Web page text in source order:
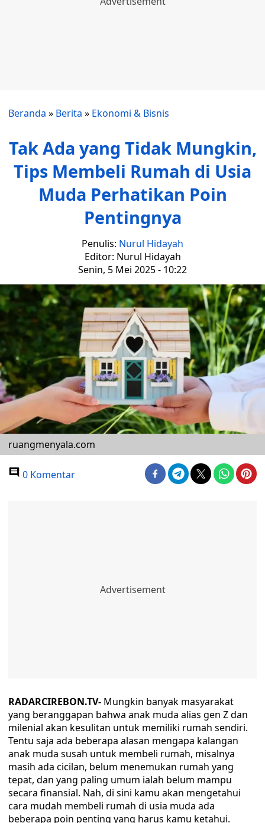
Beranda » Berita » Ekonomi & Bisnis
Tak Ada yang Tidak Mungkin,
Tips Membeli Rumah di Usia
Muda Perhatikan Poin
Pentingnya
Penulis: Nurul Hidayah
Editor: Nurul Hidayah
Senin, 5 Mei 2025 - 10:22
ruangmenyala.com
0 Komentar
RADARCIREBON.TV- Mungkin banyak masyarakat
yang beranggapan bahwa anak muda alias gen Z dan
milenial akan kesulitan untuk memiliki rumah sendiri.
Tentu saja ada beberapa alasan mengapa kalangan
anak muda susah untuk membeli rumah, misalnya
masih ada cicilan, belum menemukan rumah yang
tepat, dan yang paling umum ialah belum mampu
secara finansial. Nah, di sini kamu akan mengetahui
cara mudah membeli rumah di usia muda ada
beberapa poin penting yang harus kamu ketahui.